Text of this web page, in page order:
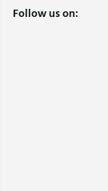
Follow us on: